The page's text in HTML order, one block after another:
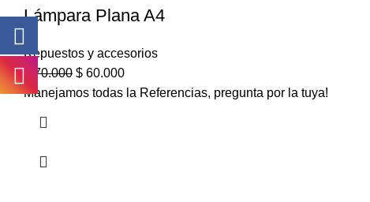
Lámpara Plana A4
Repuestos y accesorios
70.000 $ 60.000
Manejamos todas la Referencias, pregunta por la tuya!